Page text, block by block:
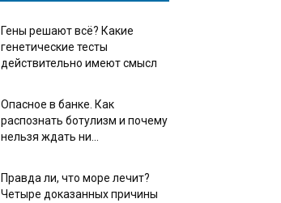
Гены решают всё? Какие
генетические тесты
действительно имеют смысл
Опасное в банке. Как
распознать ботулизм и почему
нельзя ждать ни...
Правда ли, что море лечит?
Четыре доказанных причины